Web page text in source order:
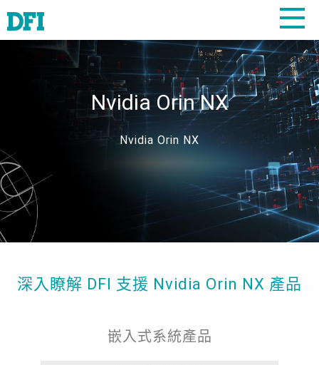
Nvidia Orin NX
Nvidia Orin NX
深入瞭解 DFI 支援 Nvidia Orin NX 產品
嵌入式系統產品